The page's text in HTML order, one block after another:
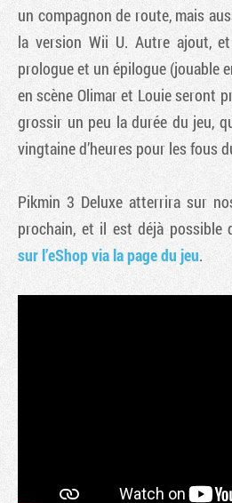
un compagnon de route, mais
la version Wii U. Autre ajout,
prologue et un épilogue (jouable
en scène Olimar et Louie seront
grossir un peu la durée du jeu,
vingtaine d’heures pour les fous
Pikmin 3 Deluxe atterrira sur
prochain, et il est déjà
sur l’eShop via la page du jeu.